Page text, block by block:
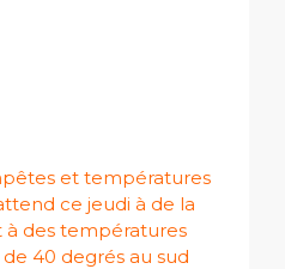
et températures
ce jeudi à de la
des températures
40 degrés au sud